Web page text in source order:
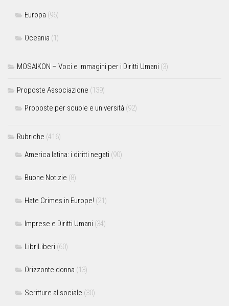
Europa (96)
Oceania (1)
MOSAIKON – Voci e immagini per i Diritti Umani (3)
Proposte Associazione (139)
Proposte per scuole e università (92)
Rubriche (416)
America latina: i diritti negati (90)
Buone Notizie (8)
Hate Crimes in Europe! (21)
Imprese e Diritti Umani (34)
LibriLiberi (60)
Orizzonte donna (13)
Scritture al sociale (30)